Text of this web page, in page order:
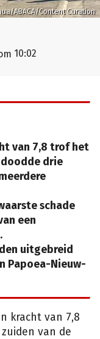
ABACA/Content Curation
10:02
van 7,8 trof het
doodde drie
schade
een
uitgebreid
Papoea-Nieuw-
kracht van 7,8
van de